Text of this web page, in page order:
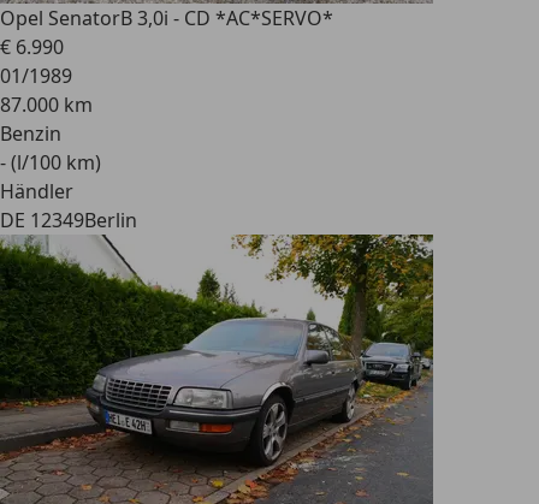
Opel SenatorB 3,0i - CD *AC*SERVO*
€ 6.990
01/1989
87.000 km
Benzin
- (l/100 km)
Händler
DE 12349Berlin